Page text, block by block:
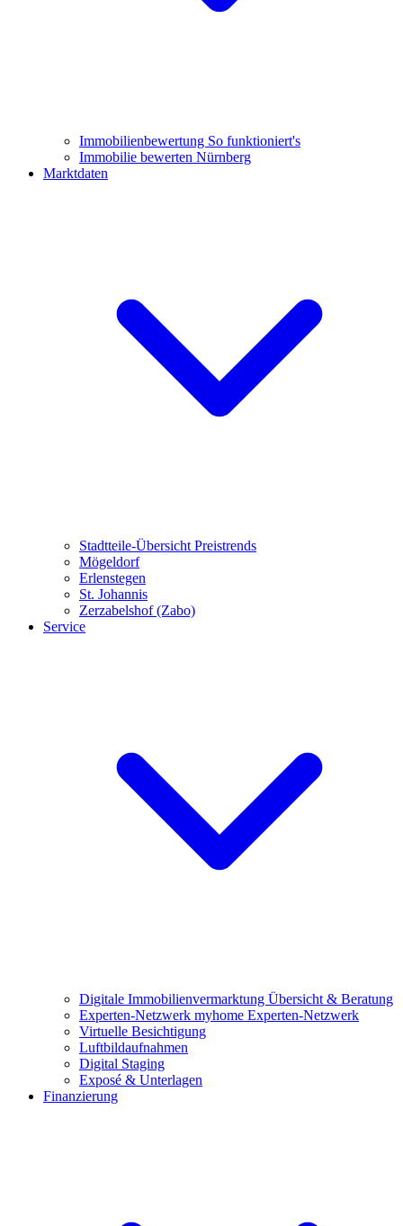
Immobilienbewertung So funktioniert's
Immobilie bewerten Nürnberg
Marktdaten
Stadtteile-Übersicht Preistrends
Mögeldorf
Erlenstegen
St. Johannis
Zerzabelshof (Zabo)
Service
Digitale Immobilienvermarktung Übersicht & Beratung
Experten-Netzwerk myhome Experten-Netzwerk
Virtuelle Besichtigung
Luftbildaufnahmen
Digital Staging
Exposé & Unterlagen
Finanzierung